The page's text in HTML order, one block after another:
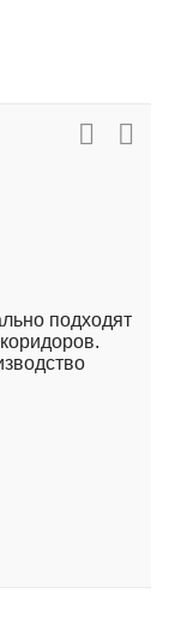
подходят